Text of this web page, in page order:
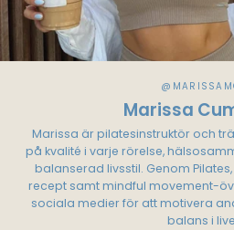
Marissa
Marissa är pilatesinstruktör och
på kvalité i varje rörelse,
balanserad livsstil. Genom
recept samt mindful movement-
sociala medier för att motivera
balans i